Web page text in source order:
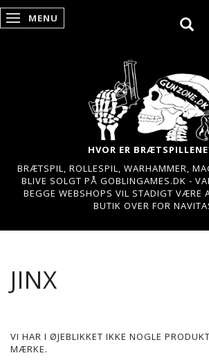
SKIFTE NAVIGATION
MENU
HVOR ER
BRÆTSPIL, ROLLESPIL, WARHAMMER,
BLIVE SOLGT PÅ GOBLINGAMES.DK -
BEGGE WEBSHOPS VIL STADIGT VÆRE
BUTIK OVER FOR
JINX
VI HAR I ØJEBLIKKET IKKE NOGLE
MÆRKE.